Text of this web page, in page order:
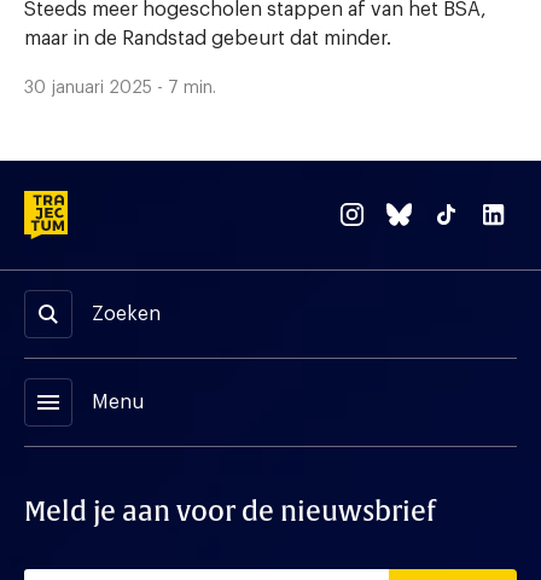
Steeds meer hogescholen stappen af van het BSA,
maar in de Randstad gebeurt dat minder.
30 januari 2025 - 7 min.
Zoeken
menu Menu
Meld je aan voor de nieuwsbrief